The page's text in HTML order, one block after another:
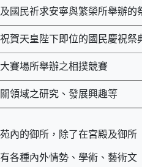
國民祈求安寧與繁榮所舉辦的
賀天皇陛下即位的國民慶祝祭
賽場所舉辦之相撲競賽
領域之研究、發展興趣等
內的御所，除了在宮殿及御所
各種內外情勢、學術、藝術文